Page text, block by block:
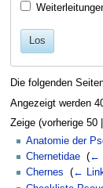
Los
Die folgenden
Angezeigt werden
Zeige (vorherige 50|
Anatomie der
Chernetidae (←
Chernes
(←